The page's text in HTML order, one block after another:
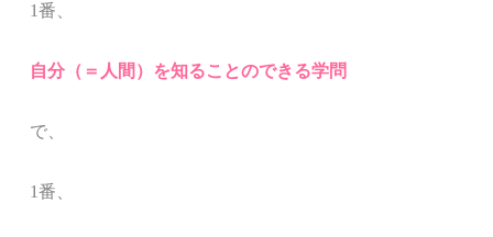
1番、
自分（＝人間）を知ることのできる学問
で、
1番、